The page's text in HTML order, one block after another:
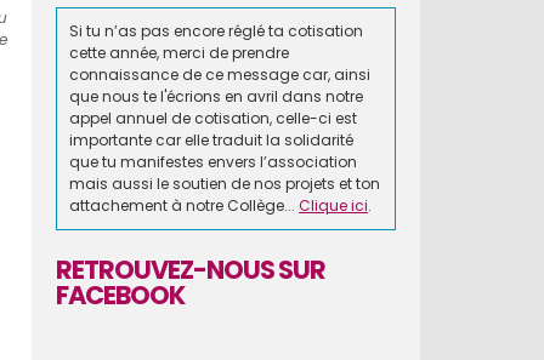
Si tu n’as pas encore réglé ta cotisation
cette année, merci de prendre
connaissance de ce message car, ainsi
que nous te l'écrions en avril dans notre
appel annuel de cotisation, celle-ci est
importante car elle traduit la solidarité
que tu manifestes envers l’association
mais aussi le soutien de nos projets et ton
attachement à notre Collège... Clique ici.
RETROUVEZ-NOUS SUR
FACEBOOK